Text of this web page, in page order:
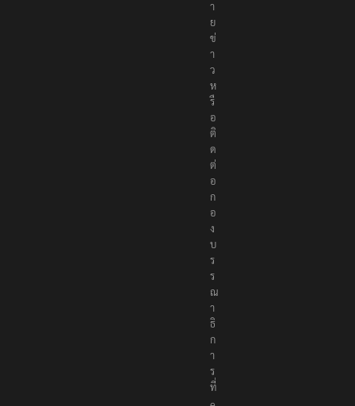
ห
ม
า
ย
ข่
า
ว
ห
รื
อ
ติ
ด
ต่
อ
ก
อ
ง
บ
ร
ร
ณ
า
ธิ
ก
า